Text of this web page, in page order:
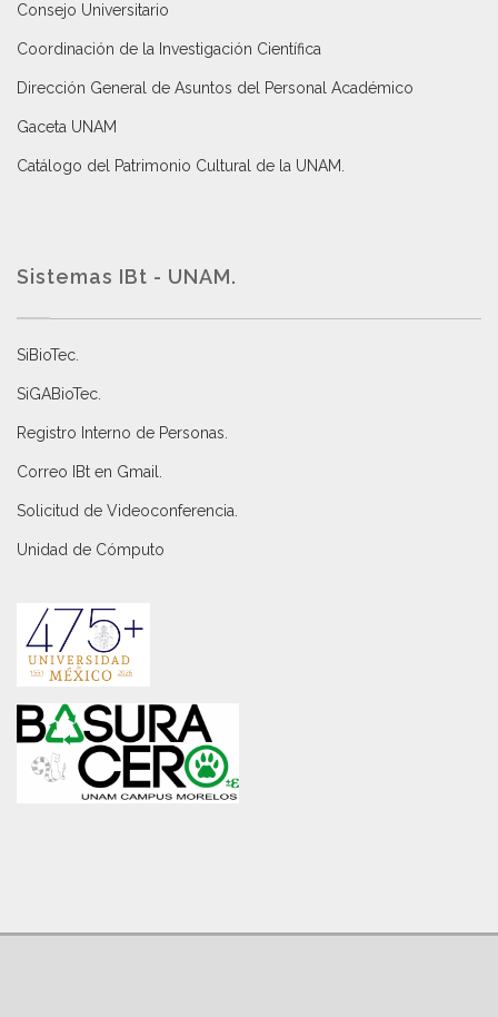
Consejo Universitario
Coordinación de la Investigación Científica
Dirección General de Asuntos del Personal Académico
Gaceta UNAM
Catálogo del Patrimonio Cultural de la UNAM.
Sistemas IBt - UNAM.
SiBioTec
SiGABioTec.
Registro Interno de Personas
Correo IBt en Gmail
Solicitud de Videoconferencia.
Unidad de Cómputo